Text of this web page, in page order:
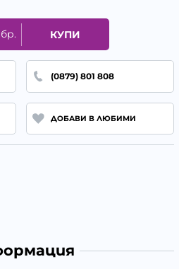
бр. КУПИ
(0879) 801 808
ДОБАВИ В ЛЮБИМИ